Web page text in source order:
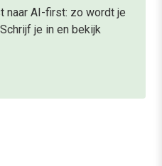
naar AI-first: zo wordt je
je in en bekijk